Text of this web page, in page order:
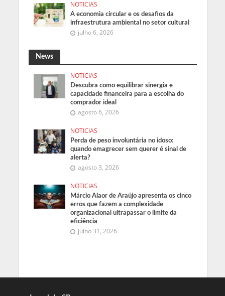
NOTICIAS
A economia circular e os desafios da
infraestrutura ambiental no setor cultural
julho 6, 2026
News
NOTICIAS
Descubra como equilibrar sinergia e
capacidade financeira para a escolha do
comprador ideal
agosto 6, 2026
NOTICIAS
Perda de peso involuntária no idoso:
quando emagrecer sem querer é sinal de
alerta?
agosto 3, 2026
NOTICIAS
Márcio Alaor de Araújo apresenta os cinco
erros que fazem a complexidade
organizacional ultrapassar o limite da
eficiência
julho 31, 2026